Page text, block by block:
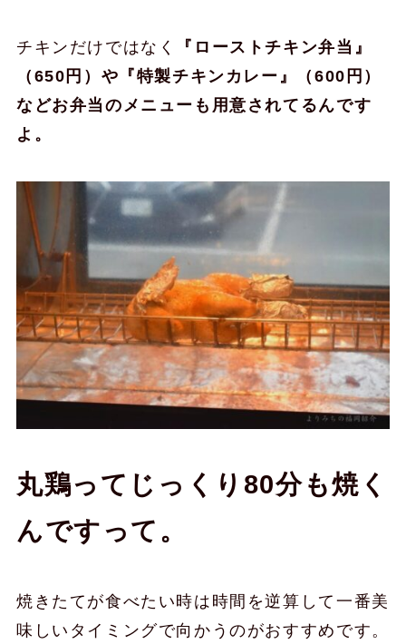
チキンだけではなく
『ローストチキン弁当』
（650円）や『特製チキンカレー』（600円）
などお弁当のメニューも用意されてるんです
よ。
丸鶏ってじっくり80分も焼く
んですって。
焼きたてが食べたい時は時間を逆算して一番美
味しいタイミングで向かうのがおすすめです。